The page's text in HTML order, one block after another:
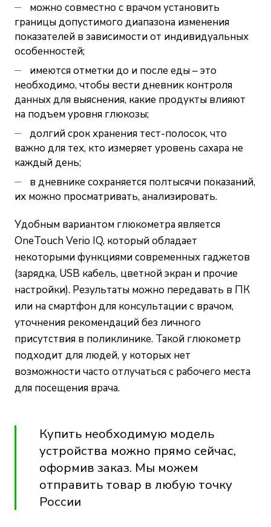
можно совместно с врачом установить
границы допустимого диапазона изменения
показателей в зависимости от индивидуальных
особенностей;
имеются отметки до и после еды – это
необходимо, чтобы вести дневник контроля
данных для выяснения, какие продукты влияют
на подъем уровня глюкозы;
долгий срок хранения тест-полосок, что
важно для тех, кто измеряет уровень сахара не
каждый день;
в дневнике сохраняется полтысячи показаний,
их можно просматривать, анализировать.
Удобным вариантом глюкометра является
OneTouch Verio IQ, который обладает
некоторыми функциями современных гаджетов
(зарядка, USB кабель, цветной экран и прочие
настройки). Результаты можно передавать в ПК
или на смартфон для консультации с врачом,
уточнения рекомендаций без личного
присутствия в поликлинике. Такой глюкометр
подходит для людей, у которых нет
возможности часто отлучаться с рабочего места
для посещения врача.
Купить необходимую модель
устройства можно прямо сейчас,
оформив заказ. Мы можем
отправить товар в любую точку
России